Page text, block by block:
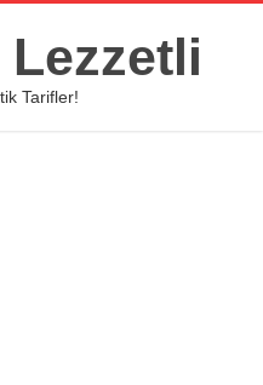
Tarifler!